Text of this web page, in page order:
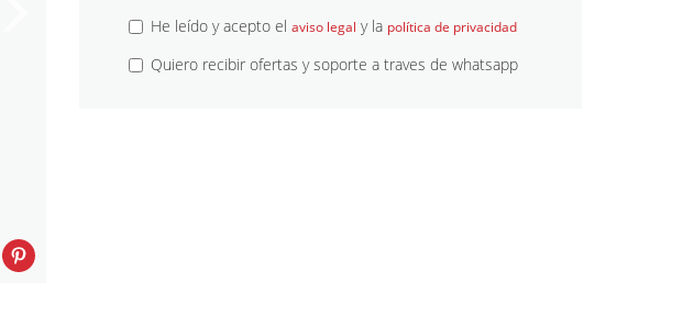
He leído y acepto el aviso legal y la política de privacidad
Quiero recibir ofertas y soporte a traves de whatsapp